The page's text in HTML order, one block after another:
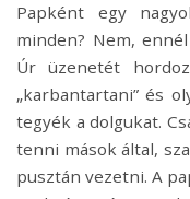
Papként egy
minden? Nem,
Úr üzenetét
„karbantartani” és
tegyék a dolgukat.
tenni mások által,
pusztán vezetni. A